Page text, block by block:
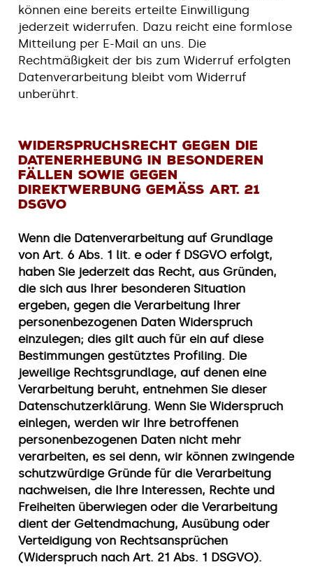
können eine bereits erteilte Einwilligung
jederzeit widerrufen. Dazu reicht eine formlose
Mitteilung per E-Mail an uns. Die
Rechtmäßigkeit der bis zum Widerruf erfolgten
Datenverarbeitung bleibt vom Widerruf
unberührt.
Widerspruchsrecht gegen die
Datenerhebung in besonderen
Fällen sowie gegen
Direktwerbung gemäss Art. 21
DSGVO
Wenn die Datenverarbeitung auf Grundlage
von Art. 6 Abs. 1 lit. e oder f DSGVO erfolgt,
haben Sie jederzeit das Recht, aus Gründen,
die sich aus Ihrer besonderen Situation
ergeben, gegen die Verarbeitung Ihrer
personenbezogenen Daten Widerspruch
einzulegen; dies gilt auch für ein auf diese
Bestimmungen gestütztes Profiling. Die
jeweilige Rechtsgrundlage, auf denen eine
Verarbeitung beruht, entnehmen Sie dieser
Datenschutzerklärung. Wenn Sie Widerspruch
einlegen, werden wir Ihre betroffenen
personenbezogenen Daten nicht mehr
verarbeiten, es sei denn, wir können zwingende
schutzwürdige Gründe für die Verarbeitung
nachweisen, die Ihre Interessen, Rechte und
Freiheiten überwiegen oder die Verarbeitung
dient der Geltendmachung, Ausübung oder
Verteidigung von Rechtsansprüchen
(Widerspruch nach Art. 21 Abs. 1 DSGVO).